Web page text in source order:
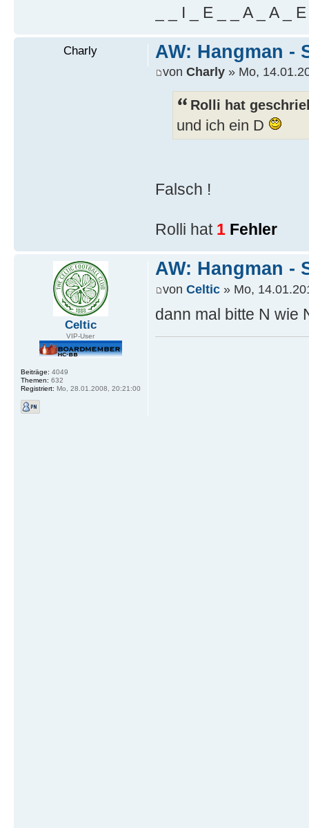
_ _ I _ E _ _ A _ A _
Charly AW: Hangman -
von Charly » Mo,
Rolli hat
und ich ein D
Falsch !
Rolli hat 1 Fehler
Celtic
VIP-User
Beiträge: 4049
Themen: 632
Registriert: Mo, 28.01.2008, 20:21:00
AW: Hangman -
von Celtic » Mo,
dann mal bitte N wie